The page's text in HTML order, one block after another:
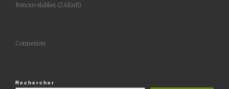
Renouvelables (ZAEnR)
Connexion
Rechercher